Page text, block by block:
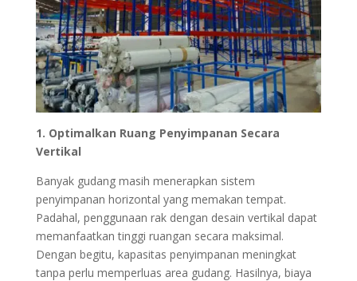
1. Optimalkan Ruang Penyimpanan Secara
Vertikal
Banyak gudang masih menerapkan sistem
penyimpanan horizontal yang memakan tempat.
Padahal, penggunaan rak dengan desain vertikal dapat
memanfaatkan tinggi ruangan secara maksimal.
Dengan begitu, kapasitas penyimpanan meningkat
tanpa perlu memperluas area gudang. Hasilnya, biaya